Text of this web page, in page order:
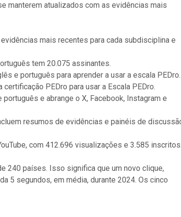
manterem atualizados com as evidências mais
mais recentes para cada subdisciplina e
tem 20.075 assinantes.
e português para aprender a usar a escala PEDro.
PEDro para usar a Escala PEDro.
e abrange o X, Facebook, Instagram e
resumos de evidências e painéis de
com 412.696 visualizações e 3.585 inscritos.
240 países. Isso significa que um novo clique,
5 segundos, em média, durante 2024. Os cinco